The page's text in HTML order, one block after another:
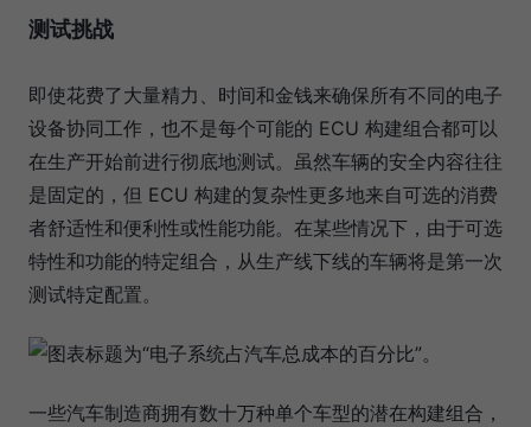
测试挑战
即使花费了大量精力、时间和金钱来确保所有不同的电子
设备协同工作，也不是每个可能的 ECU 构建组合都可以
在生产开始前进行彻底地测试。虽然车辆的安全内容往往
是固定的，但 ECU 构建的复杂性更多地来自可选的消费
者舒适性和便利性或性能功能。在某些情况下，由于可选
特性和功能的特定组合，从生产线下线的车辆将是第一次
测试特定配置。
一些汽车制造商拥有数十万种单个车型的潜在构建组合，